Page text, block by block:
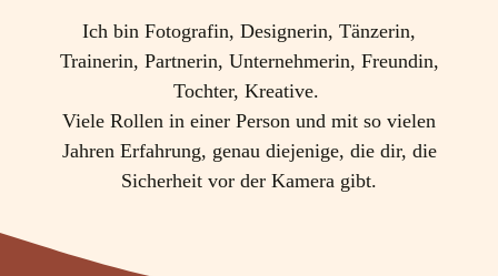
Ich bin Fotografin, Designerin, Tänzerin,
Trainerin, Partnerin, Unternehmerin, Freundin,
Tochter, Kreative.
Viele Rollen in einer Person und mit so vielen
Jahren Erfahrung, genau diejenige, die dir, die
Sicherheit vor der Kamera gibt.